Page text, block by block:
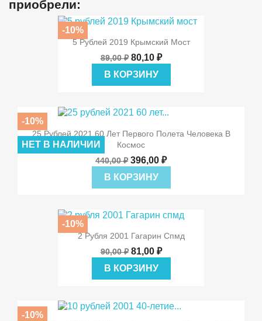
приобрели:
5 Рублей 2019 Крымский Мост
89,00 ₽ 80,10 ₽
В КОРЗИНУ
-10%
25 Рублей 2021 60 Лет Первого Полета Человека В
Космос
440,00 ₽ 396,00 ₽
В КОРЗИНУ
-10%
НЕТ В НАЛИЧИИ
2 Рубля 2001 Гагарин Спмд
90,00 ₽ 81,00 ₽
В КОРЗИНУ
-10%
-10%